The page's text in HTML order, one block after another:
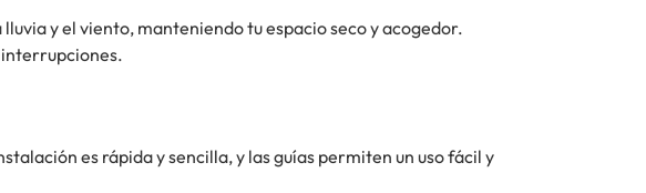
y el viento, manteniendo tu espacio seco y acogedor.
interrupciones.
es rápida y sencilla, y las guías permiten un uso fácil y